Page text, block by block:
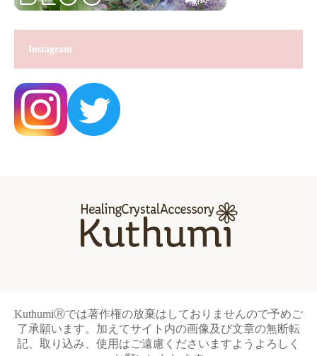
Instagram
KuthumiⓇでは著作権の放棄はしておりませんので予めご
了承願います。加えてサイト内の画像及び文章の無断転
記、取り込み、使用はご遠慮くださいますようよろしく